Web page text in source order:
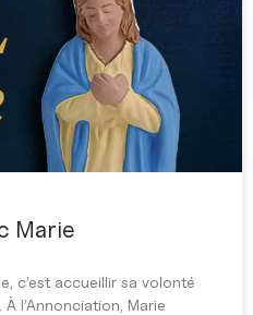
Marie
c’est accueillir sa volonté
l’Annonciation, Marie